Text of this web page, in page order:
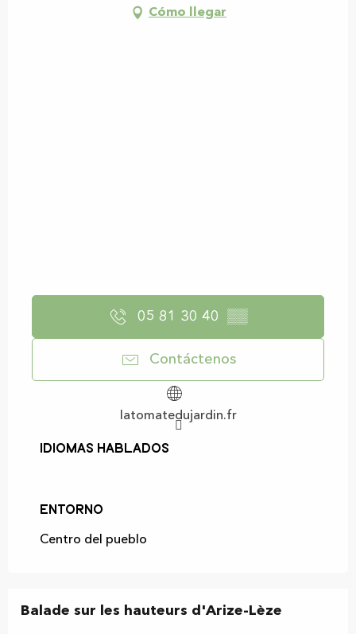
Cómo llegar
05 81 30 40 ▒▒
Contáctenos
latomatedujardin.fr
Idiomas hablados
Idiomas hablados
Entorno
Entorno
Centro del pueblo
Balade sur les hauteurs d'Arize-Lèze